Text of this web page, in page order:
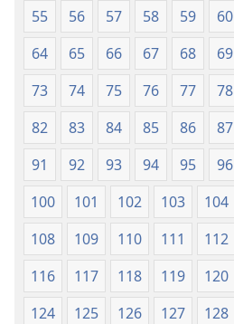
55
56 57 58 59 60
64
65 66 67 68 69
73
74 75 76 77 78
82
83 84 85 86 87
91
92 93 94 95 96
100
101 102 103 104
108
109 110 111 112
116
117 118 119 120
124
125 126 127 128